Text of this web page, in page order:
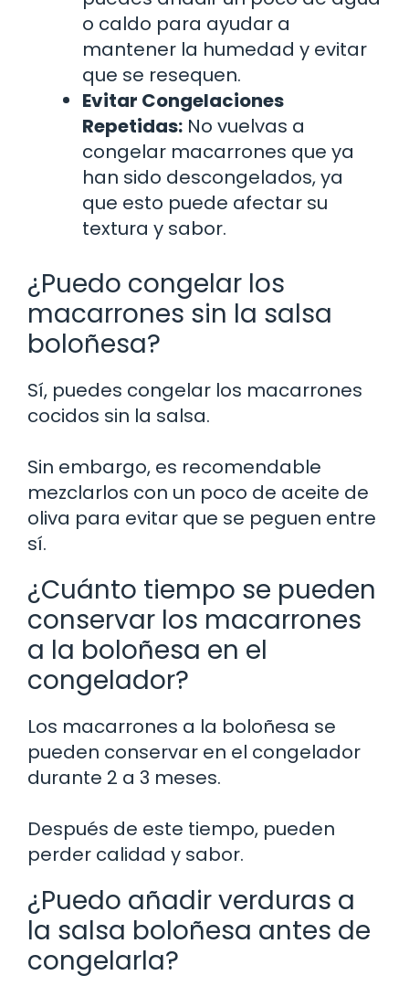
o caldo para ayudar a
mantener la humedad y evitar
que se resequen.
Evitar Congelaciones
Repetidas: No vuelvas a
congelar macarrones que ya
han sido descongelados, ya
que esto puede afectar su
textura y sabor.
¿Puedo congelar los
macarrones sin la salsa
boloñesa?
Sí, puedes congelar los macarrones
cocidos sin la salsa.
Sin embargo, es recomendable
mezclarlos con un poco de aceite de
oliva para evitar que se peguen entre
sí.
¿Cuánto tiempo se pueden
conservar los macarrones
a la boloñesa en el
congelador?
Los macarrones a la boloñesa se
pueden conservar en el congelador
durante 2 a 3 meses.
Después de este tiempo, pueden
perder calidad y sabor.
¿Puedo añadir verduras a
la salsa boloñesa antes de
congelarla?